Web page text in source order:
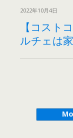
2022年10月4日
【コスト
ルチェは